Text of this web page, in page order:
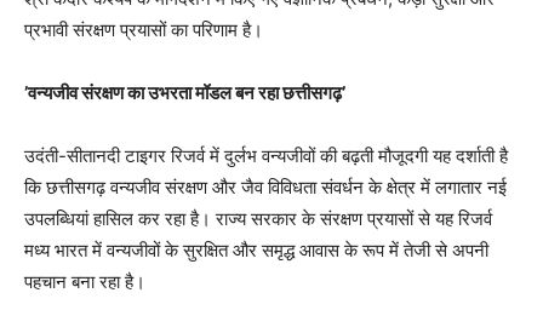
प्रभावी संरक्षण प्रयासों का परिणाम है।
’वन्यजीव संरक्षण का उभरता मॉडल बन रहा छत्तीसगढ़’
उदंती-सीतानदी टाइगर रिजर्व में दुर्लभ वन्यजीवों की बढ़ती मौजूदगी यह दर्शाती है
कि छत्तीसगढ़ वन्यजीव संरक्षण और जैव विविधता संवर्धन के क्षेत्र में लगातार नई
उपलब्धियां हासिल कर रहा है। राज्य सरकार के संरक्षण प्रयासों से यह रिजर्व
मध्य भारत में वन्यजीवों के सुरक्षित और समृद्ध आवास के रूप में तेजी से अपनी
पहचान बना रहा है।